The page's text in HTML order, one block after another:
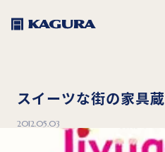
スイーツな街の家具蔵
2012.05.03